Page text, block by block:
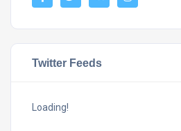
Twitter Feeds
Loading!